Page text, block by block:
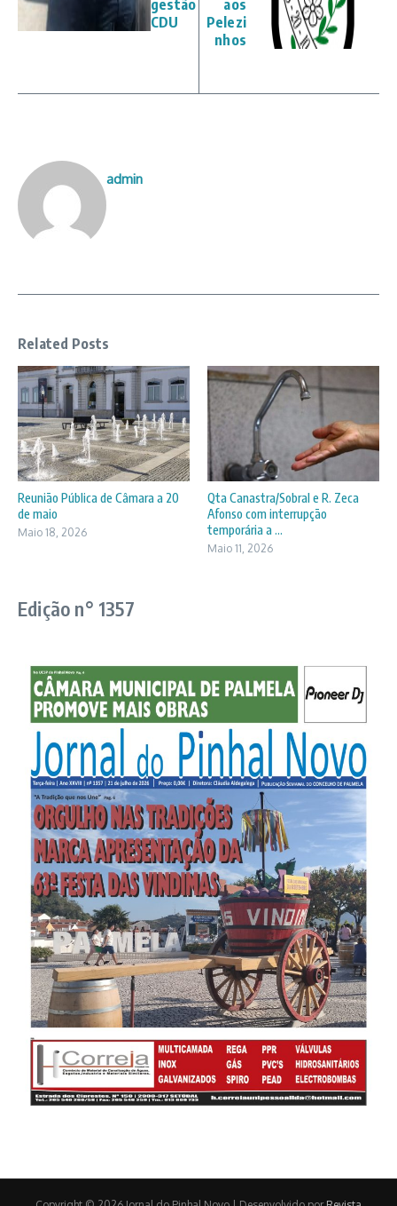
gestão
CDU
aos
Pelezi
nhos
admin
Related Posts
Reunião Pública de Câmara a 20
de maio
Maio 18, 2026
Qta Canastra/Sobral e R. Zeca
Afonso com interrupção
temporária a ...
Maio 11, 2026
Edição n° 1357